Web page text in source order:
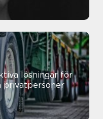
lösningar för
privatpersoner